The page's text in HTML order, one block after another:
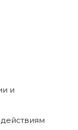
и